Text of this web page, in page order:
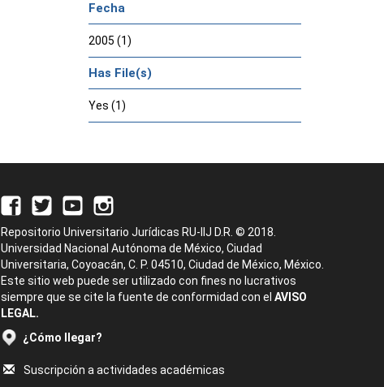
Fecha
2005 (1)
Has File(s)
Yes (1)
Repositorio Universitario Jurídicas RU-IIJ D.R. © 2018.
Universidad Nacional Autónoma de México, Ciudad
Universitaria, Coyoacán, C. P. 04510, Ciudad de México, México.
Este sitio web puede ser utilizado con fines no lucrativos
siempre que se cite la fuente de conformidad con el AVISO
LEGAL.
¿Cómo llegar?
Suscripción a actividades académicas